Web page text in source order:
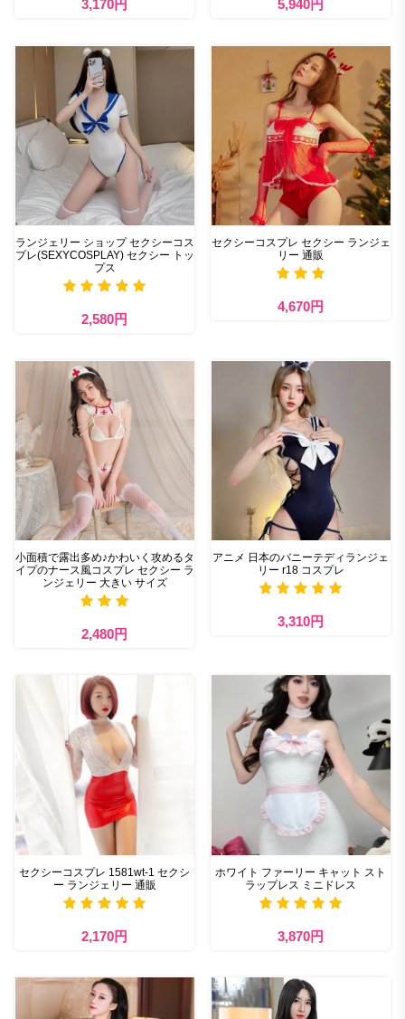
3,170円 5,940円
ランジェリー ショップ セクシーコス
プレ(SEXYCOSPLAY) セクシー トッ
プス
2,580円
セクシーコスプレ セクシー ランジェ
リー 通販
4,670円
小面積で露出多め♪かわいく攻めるタ
イプのナース風コスプレ セクシー ラ
ンジェリー 大きい サイズ
2,480円
アニメ 日本のバニーテディランジェ
リー r18 コスプレ
3,310円
セクシーコスプレ 1581wt-1 セクシ
ー ランジェリー 通販
2,170円
ホワイト ファーリー キャット スト
ラップレス ミニドレス
3,870円